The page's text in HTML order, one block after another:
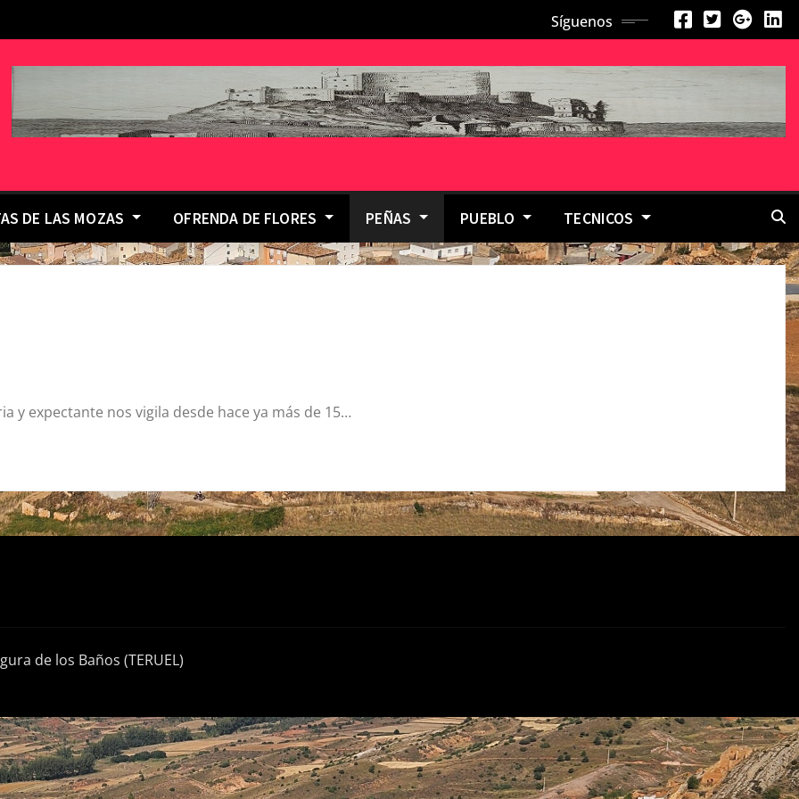
Síguenos
DE LAS MOZAS OFRENDA DE FLORES PEÑAS PUEBLO TECNICOS
y expectante nos vigila desde hace ya más de 15…
de los Baños (TERUEL)